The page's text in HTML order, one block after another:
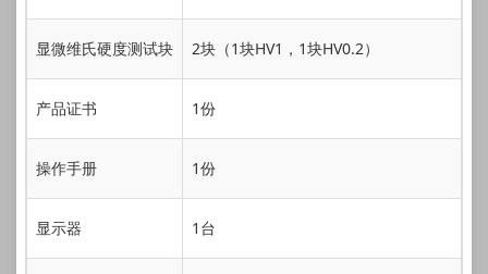
显微维氏硬度测试块 2块（1块HV1，1块HV0.2）
产品证书 1份
操作手册 1份
显示器 1台